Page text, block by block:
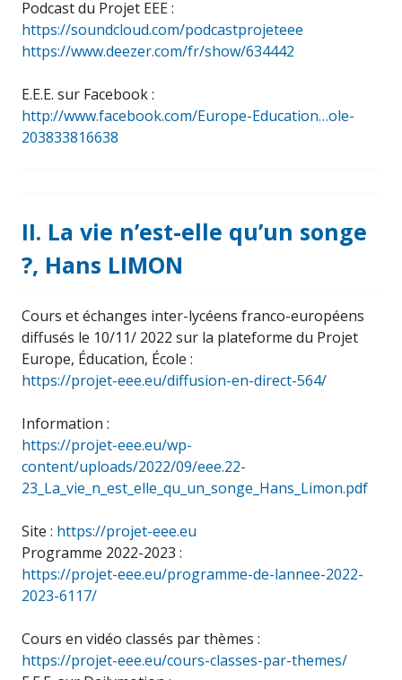
Podcast du Projet EEE :
https://soundcloud.com/podcastprojeteee
https://www.deezer.com/fr/show/634442
E.E.E. sur Facebook :
http://www.facebook.com/Europe-Education…ole-
203833816638
II. La vie n’est-elle qu’un songe
?, Hans LIMON
Cours et échanges inter-lycéens franco-européens
diffusés le 10/11/ 2022 sur la plateforme du Projet
Europe, Éducation, École :
https://projet-eee.eu/diffusion-en-direct-564/
Information :
https://projet-eee.eu/wp-
content/uploads/2022/09/eee.22-
23_La_vie_n_est_elle_qu_un_songe_Hans_Limon.pdf
Site : https://projet-eee.eu
Programme 2022-2023 :
https://projet-eee.eu/programme-de-lannee-2022-
2023-6117/
Cours en vidéo classés par thèmes :
https://projet-eee.eu/cours-classes-par-themes/